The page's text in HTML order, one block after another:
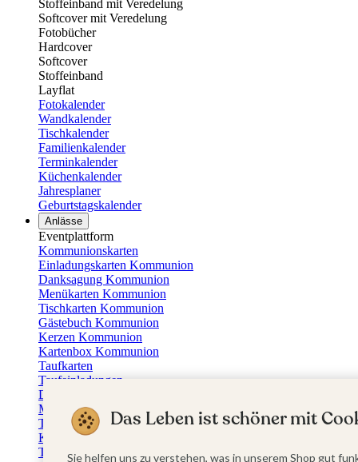
Stoffeinband mit Veredelung
Softcover mit Veredelung
Fotobücher
Hardcover
Softcover
Stoffeinband
Layflat
Fotokalender
Wandkalender
Tischkalender
Familienkalender
Terminkalender
Küchenkalender
Jahresplaner
Geburtstagskalender
Anlässe
Eventplattform
Kommunionskarten
Einladungskarten Kommunion
Danksagung Kommunion
Menükarten Kommunion
Tischkarten Kommunion
Gästebuch Kommunion
Kerzen Kommunion
Kartenbox Kommunion
Taufkarten
Taufeinladungen
Dankeskarten Taufe
Menükarten Taufe
Tischkarten Taufe
Kirchenheft Taufe
Taufkerzen
Das Leben ist schöner mit
Sie helfen uns zu verstehen, was in unserem Shop gut